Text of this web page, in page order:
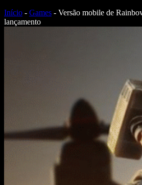
Início - Games - Versão mobile de
lançamento